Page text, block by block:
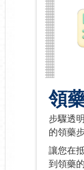
領
步驟透
的領藥
讓您在
到領藥